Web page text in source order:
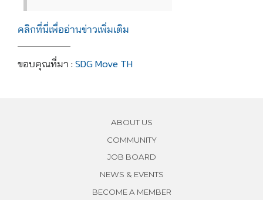
คลิกที่นี่เพื่ออ่านข่าวเพิ่มเติม
ขอบคุณที่มา :SDG Move TH
ABOUT US
COMMUNITY
JOB BOARD
NEWS & EVENTS
BECOME A MEMBER